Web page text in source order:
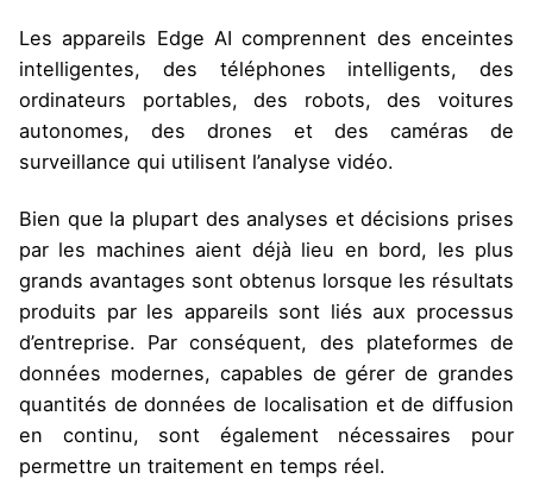
Les appareils Edge AI comprennent des enceintes
intelligentes, des téléphones intelligents, des
ordinateurs portables, des robots, des voitures
autonomes, des drones et des caméras de
surveillance qui utilisent l’analyse vidéo.
Bien que la plupart des analyses et décisions prises
par les machines aient déjà lieu en bord, les plus
grands avantages sont obtenus lorsque les résultats
produits par les appareils sont liés aux processus
d’entreprise. Par conséquent, des plateformes de
données modernes, capables de gérer de grandes
quantités de données de localisation et de diffusion
en continu, sont également nécessaires pour
permettre un traitement en temps réel.